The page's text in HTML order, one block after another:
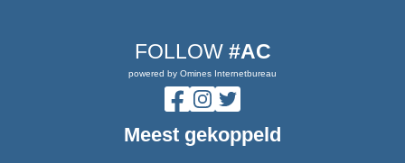
FOLLOW #AC
powered by Omines Internetbureau
Meest gekoppeld